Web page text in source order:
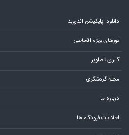
دانلود اپلیکیشن اندروید
تورهای ویژه اقساطی
گالری تصاویر
مجله گردشگری
درباره ما
اطلاعات فرودگاه ها